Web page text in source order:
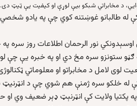
د مخابراتي شبکو بیې لوړې او کیفیت یې ټیټ دی.
له طالبانو غوښتنه کوي چې په یادو
اوسېدونکي نور الرحمان اطلاعات روز سره
ستونزو سره مخ دي او په خبره یې چې
لوی لامل د مخابراتو او معلوماتي
له خلکو سره ژمنې هم شوي چې د
پکتیا ولایت کې انټرنېټ ډېر ضعیف وي